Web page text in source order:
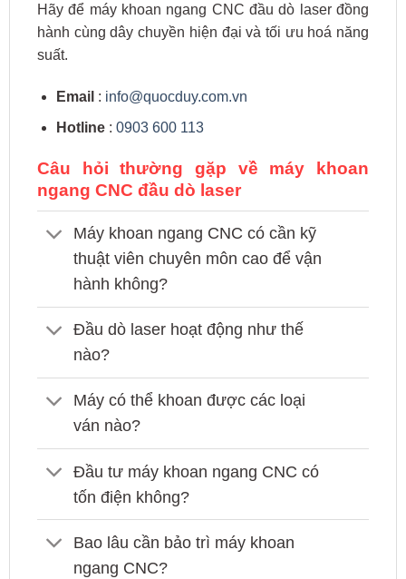
Hãy để máy khoan ngang CNC đầu dò laser đồng
hành cùng dây chuyền hiện đại và tối ưu hoá năng
suất.
Email : info@quocduy.com.vn
Hotline: 0903 600 113
Câu hỏi thường gặp về máy khoan
ngang CNC đầu dò laser
Máy khoan ngang CNC có cần kỹ
thuật viên chuyên môn cao để vận
hành không?
Đầu dò laser hoạt động như thế
nào?
Máy có thể khoan được các loại
ván nào?
Đầu tư máy khoan ngang CNC có
tốn điện không?
Bao lâu cần bảo trì máy khoan
ngang CNC?